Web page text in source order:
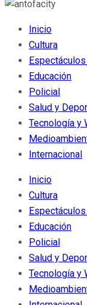
Inicio
Cultura
Educación
Policial
Salud y
Tecnología y
Internacional
Inicio
Cultura
Educación
Policial
Salud y
Tecnología y